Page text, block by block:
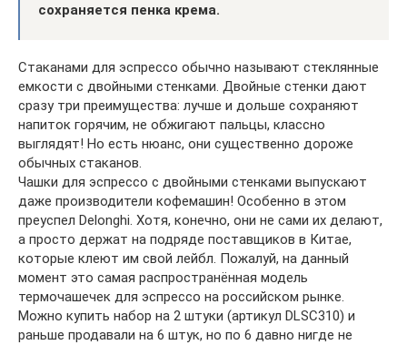
сохраняется пенка крема.
Стаканами для эспрессо обычно называют стеклянные
емкости с двойными стенками. Двойные стенки дают
сразу три преимущества: лучше и дольше сохраняют
напиток горячим, не обжигают пальцы, классно
выглядят! Но есть нюанс, они существенно дороже
обычных стаканов.
Чашки для эспрессо с двойными стенками выпускают
даже производители кофемашин! Особенно в этом
преуспел Delonghi. Хотя, конечно, они не сами их делают,
а просто держат на подряде поставщиков в Китае,
которые клеют им свой лейбл. Пожалуй, на данный
момент это самая распространённая модель
термочашечек для эспрессо на российском рынке.
Можно купить набор на 2 штуки (артикул DLSC310) и
раньше продавали на 6 штук, но по 6 давно нигде не